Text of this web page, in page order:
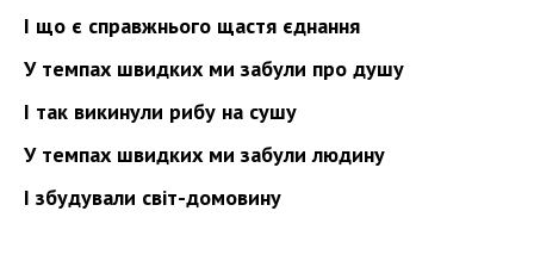
І що є справжнього щастя єднання
У темпах швидких ми забули про душу
І так викинули рибу на сушу
У темпах швидких ми забули людину
І збудували світ-домовину